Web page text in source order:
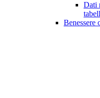
Dati
Benessere